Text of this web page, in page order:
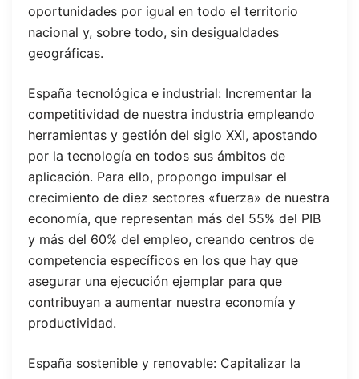
oportunidades por igual en todo el territorio
nacional y, sobre todo, sin desigualdades
geográficas.
España tecnológica e industrial: Incrementar la
competitividad de nuestra industria empleando
herramientas y gestión del siglo XXI, apostando
por la tecnología en todos sus ámbitos de
aplicación. Para ello, propongo impulsar el
crecimiento de diez sectores «fuerza» de nuestra
economía, que representan más del 55% del PIB
y más del 60% del empleo, creando centros de
competencia específicos en los que hay que
asegurar una ejecución ejemplar para que
contribuyan a aumentar nuestra economía y
productividad.
España sostenible y renovable: Capitalizar la